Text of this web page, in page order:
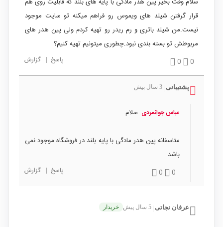
قرار گرفتن شیلد های ویموس رو فراهم میکنه تو سایت موجود
نیست.من شیلد باتری و رم ریدر رو تهیه کردم ولی پین هدر های
مربوطش تو بسته بندی نبود.چطوری میتونیم تهیه کنیم؟
0
0 پاسخ | گزارش
پشتیبانی 3 سال پیش
عباس جوانمردی سلام
متاسفانه پین هدر مادگی با پایه بلند در فروشگاه موجود نمی
باشد
0
0 پاسخ | گزارش
عرفان نجاتی 5 سال پیش خریدار